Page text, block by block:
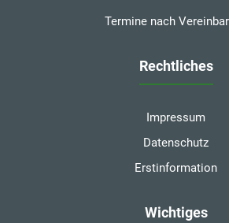
Termine nach
Rechtliches
Impressum
Datenschutz
Erstinformation
Wichtiges